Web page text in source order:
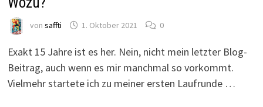
von saffti 1. Oktober 2021 0
Exakt 15 Jahre ist es her. Nein, nicht mein letzter Blog-
Beitrag, auch wenn es mir manchmal so vorkommt.
Vielmehr startete ich zu meiner ersten Laufrunde …